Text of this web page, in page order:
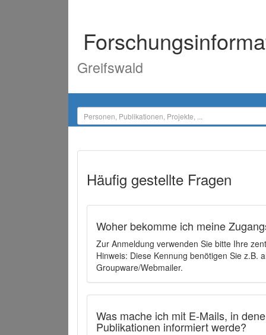
Greifswald
Häufig gestellte Fragen
Woher bekomme ich meine
Zur Anmeldung verwenden Sie bitte Ihre
Hinweis: Diese Kennung benötigen Sie z.B.
Groupware/Webmailer.
Was mache ich mit E-Mails, in
Publikationen informiert werde?